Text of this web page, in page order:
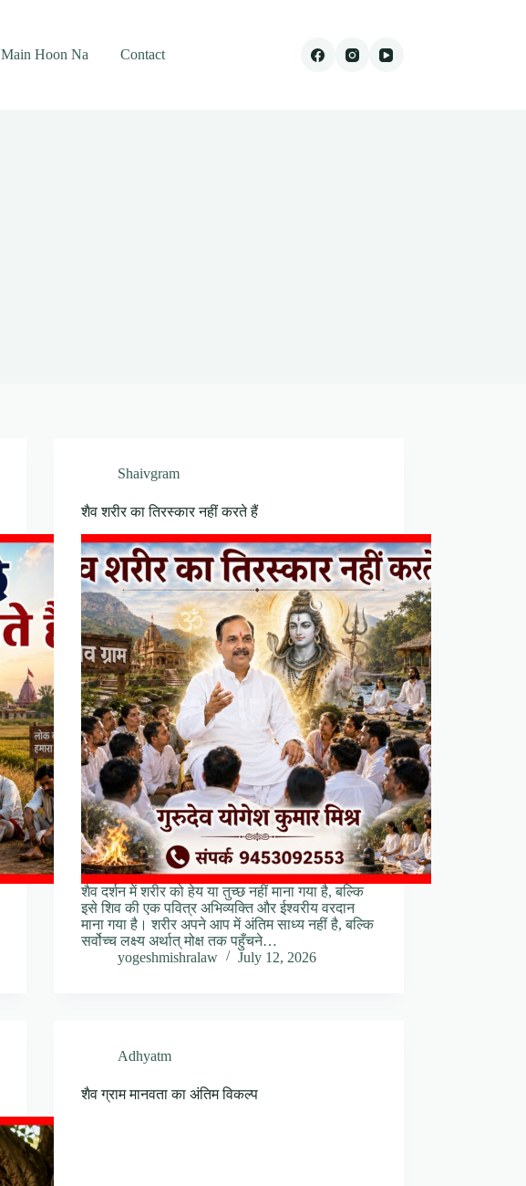
Main Hoon Na Contact
Shaivgram
शैव शरीर का तिरस्कार नहीं करते हैं
शैव दर्शन में शरीर को हेय या तुच्छ नहीं माना गया है, बल्कि
इसे शिव की एक पवित्र अभिव्यक्ति और ईश्वरीय वरदान
माना गया है। शरीर अपने आप में अंतिम साध्य नहीं है, बल्कि
सर्वोच्च लक्ष्य अर्थात् मोक्ष तक पहुँचने…
yogeshmishralaw
July 12, 2026
Adhyatm
शैव ग्राम मानवता का अंतिम विकल्प